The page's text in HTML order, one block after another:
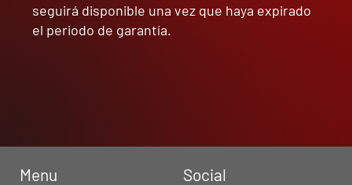
seguirá disponible una vez que haya expirado
el periodo de garantía.
Menu Social